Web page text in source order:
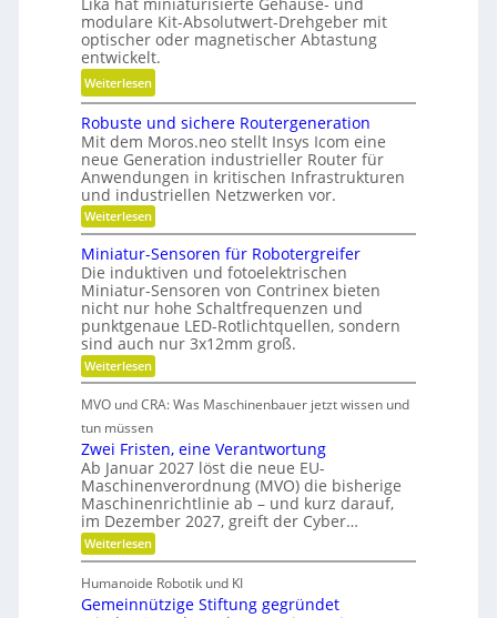
i
o
n
i
e
e
n
i
r
t
s
c
h
a
f
t
i
n
d
e
r
K
u
n
s
t
t
o
f
f
b
r
n
c
n
g
e
r
e
e
t
r
i
e
b
s
z
e
i
t
d
a
n
k
Ö
l
a
u
s
g
e
modulare Kit-Absolutwert-Drehgeber mit
optischer oder magnetischer Abtastung
entwickelt.
Weiterlesen:
B
a
t
t
e
r
i
e
-
u
n
d
g
e
t
e
b
e
l
o
s
Robuste und sichere Routergeneration
Mit dem Moros.neo stellt Insys Icom eine
neue Generation industrieller Router für
Anwendungen in kritischen Infrastrukturen
und industriellen Netzwerken vor.
Weiterlesen:
R
o
b
u
s
e
u
n
d
s
i
h
e
r
e
R
o
u
t
e
g
e
Miniatur-Sensoren für Robotergreifer
Die induktiven und fotoelektrischen
Miniatur-Sensoren von Contrinex bieten
nicht nur hohe Schaltfrequenzen und
punktgenaue LED-Rotlichtquellen, sondern
sind auch nur 3x12mm groß.
Weiterlesen:
M
n
i
t
u
r
-
S
e
n
s
o
r
e
MVO und CRA: Was Maschinenbauer jetzt wissen und
tun müssen
Zwei Fristen, eine Verantwortung
Ab Januar 2027 löst die neue EU-
Maschinenverordnung (MVO) die bisherige
Maschinenrichtlinie ab – und kurz darauf,
im Dezember 2027, greift der Cyber…
Weiterlesen:
Z
e
i
Humanoide Robotik und KI
Gemeinnützige Stiftung gegründet